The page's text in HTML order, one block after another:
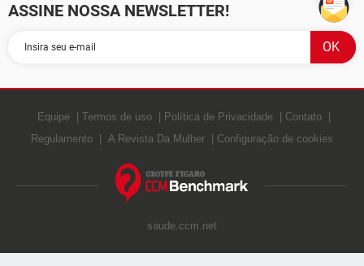
ASSINE NOSSA NEWSLETTER!
Equipe Termos de uso Política de Privacidade
Contato
Regulamento
A Revista Da Mulher Configuração de cookies
saude.ccm.net